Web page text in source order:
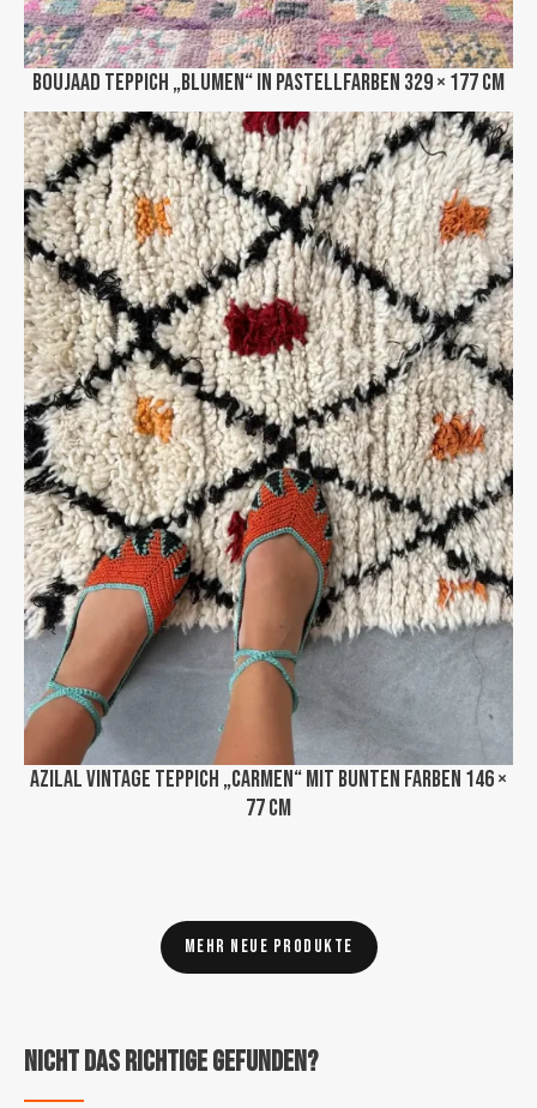
Boujaad Teppich „Blumen“ in Pastellfarben 329 × 177 cm
Azilal Vintage Teppich „Carmen“ mit bunten Farben 146 ×
77 cm
Mehr neue Produkte
Nicht das Richtige gefunden?